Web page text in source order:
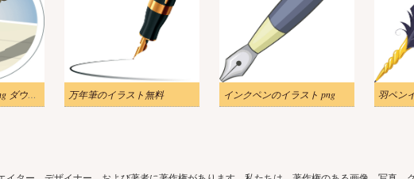
万年筆のイラスト png ダウンロード 万年筆のイラスト無料 インクペンのイラスト png 羽ペン